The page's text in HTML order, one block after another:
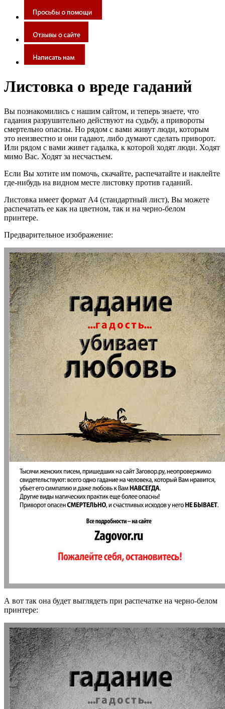
Листовка о вреде гаданий
Вы познакомились с нашим сайтом, и теперь знаете, что
гадания разрушительно действуют на судьбу, а привороты
смертельно опасны. Но рядом с вами живут люди, которым
это неизвестно и они гадают, либо думают сделать приворот.
Или рядом с вами живет гадалка, к которой ходят люди. Ходят
мимо Вас. Ходят за несчастьем.
Если Вы хотите им помочь, скачайте, распечатайте и наклейте
где-нибудь на видном месте листовку против гаданий.
Листовка имеет формат А4 (стандартный лист), Вы можете
распечатать ее как на цветном, так и на черно-белом
принтере.
Предварительное изображение:
А вот так она будет выглядеть при распечатке на черно-белом
принтере: